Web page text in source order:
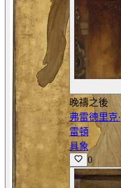
晚禱之後
弗雷德里克·
雷頓
具象
0